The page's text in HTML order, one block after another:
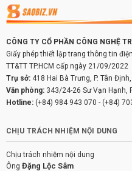
CÔNG TY CỔ PHẦN CÔNG NGHỆ
Giấy phép thiết lập trang thông tin
TT&TT TP.HCM cấp ngày 21/09/2022
Trụ sở: 418 Hai Bà Trưng, P. Tân Định,
Văn phòng: 343/24-26 Sư Vạn Hạnh,
Hotline: (+84) 984 943 070 - (+84)
CHỊU TRÁCH NHIỆM NỘI DUNG
Chịu trách nhiệm nội dung
Ông Đặng Lộc Sâm